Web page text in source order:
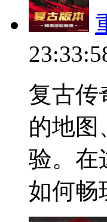
复古传
的地图
验。在
如何畅